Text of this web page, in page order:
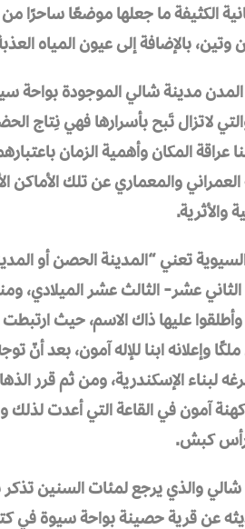
الكثيفة ما جعلها موضعًا ساحرًا
بالإضافة إلى عيون المياه
مدينة شالي الموجودة بواحة
والتي لاتزال تَبح بأسرارها فهي نِتاج
المكان وأهمية الزمان
والمعماري عن تلك الأماكن
والأثرية.
تعني “المدينة الحصن أو
عشر- الثالث عشر الميلادي،
عليها ذاك الاسم، حيث
ملكًا وإعلانه ابنا للإله آمون، بعد
ثم تفرغه لبناء الإسكندرية، ومن ثم
آمون في القاعة التي أعدت لذلك
كبش.
شالي والذي يرجع لمئات السنين
عن قرية حصينة بواحة سيوة في